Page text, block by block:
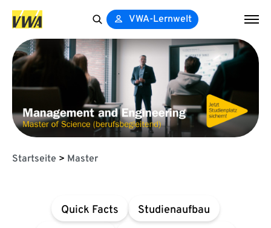
for:
VWA-Lernwelt
Startseite > Master
Quick Facts
Studienaufbau